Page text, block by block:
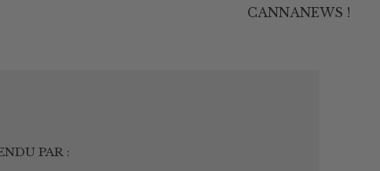
CANNANEWS !
PAR :